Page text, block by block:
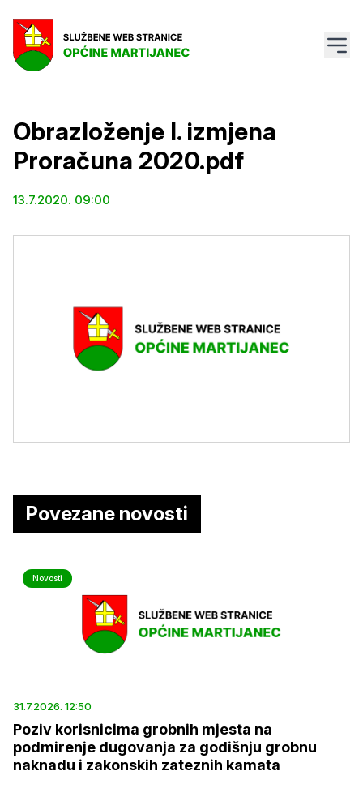
Obrazloženje I. izmjena
Proračuna 2020.pdf
13.7.2020. 09:00
Povezane novosti
Novosti
31.7.2026. 12:50
Poziv korisnicima grobnih mjesta na
podmirenje dugovanja za godišnju grobnu
naknadu i zakonskih zateznih kamata